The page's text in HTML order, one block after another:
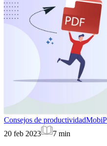
Consejos de productividad
20 feb 2023
7 min